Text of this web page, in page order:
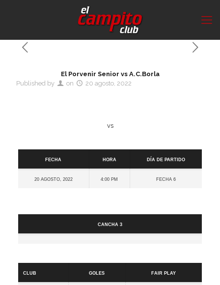
El Porvenir Senior vs A.C.Borla
Published by
on 20 agosto, 2022
vs
Fecha
Hora Día de partido
20 agosto, 2022 4:00 pm Fecha 6
Cancha 3
Club
Goles Fair Play